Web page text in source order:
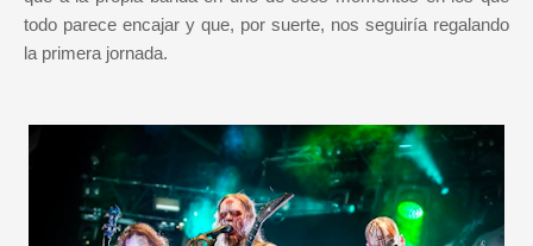
todo parece encajar y que, por suerte, nos seguiría regalando
la primera jornada.